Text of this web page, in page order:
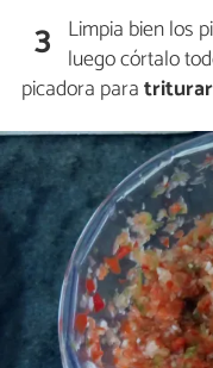
3 Limpia bien los
luego córtalo
picadora para